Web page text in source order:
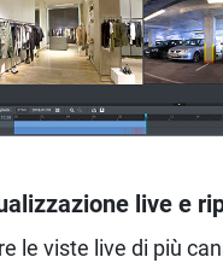
live e
le viste live di più